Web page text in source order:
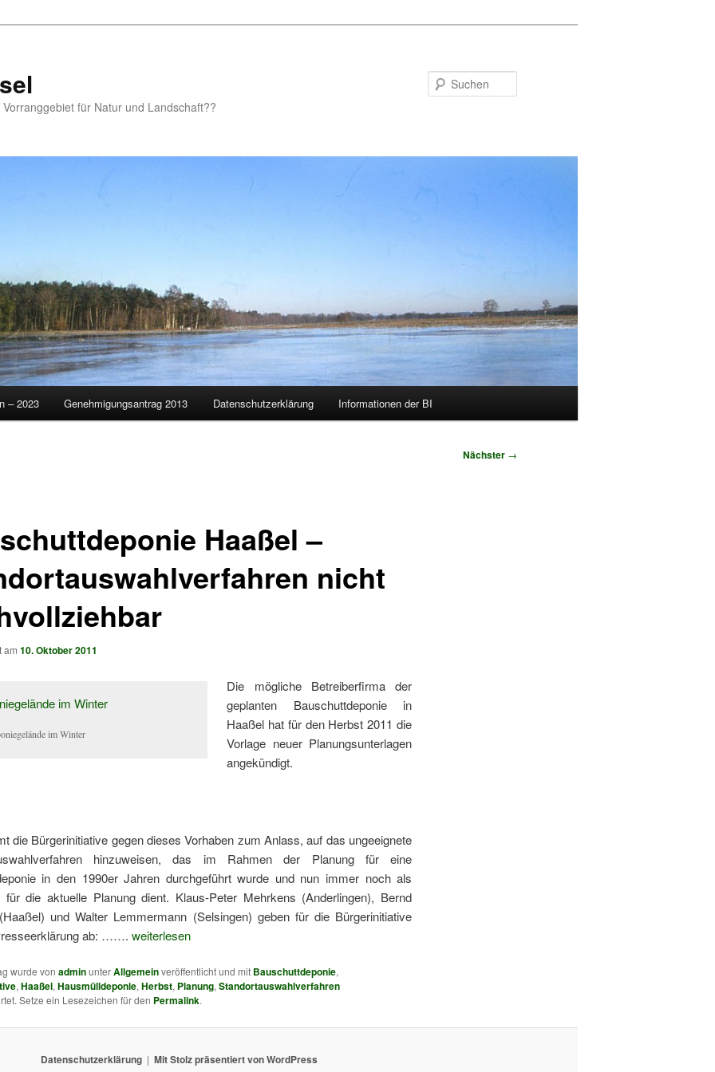
für Natur und Landschaft??
– 2023 Genehmigungsantrag 2013 Datenschutzerklärung Informationen der BI
Nächster →
Haaßel –
nicht
am 10. Oktober 2011
im Winter
Die mögliche Betreiberfirma der
geplanten Bauschuttdeponie in
Haaßel hat für den Herbst 2011 die
Vorlage neuer Planungsunterlagen
angekündigt.
die Bürgerinitiative gegen dieses Vorhaben zum Anlass, auf das ungeeignete
hinzuweisen, das im Rahmen der Planung für eine
in den 1990er Jahren durchgeführt wurde und nun immer noch als
für die aktuelle Planung dient. Klaus-Peter Mehrkens (Anderlingen), Bernd
und Walter Lemmermann (Selsingen) geben für die Bürgerinitiative
ab: ……. weiterlesen
wurde von adminunterAllgemeinveröffentlicht und mit Bauschuttdeponie,
, Haaßel, Hausmülldeponie, Herbst, Planung, Standortauswahlverfahren
Setze ein Lesezeichen für den Permalink.
Datenschutzerklärung Mit Stolz präsentiert von WordPress